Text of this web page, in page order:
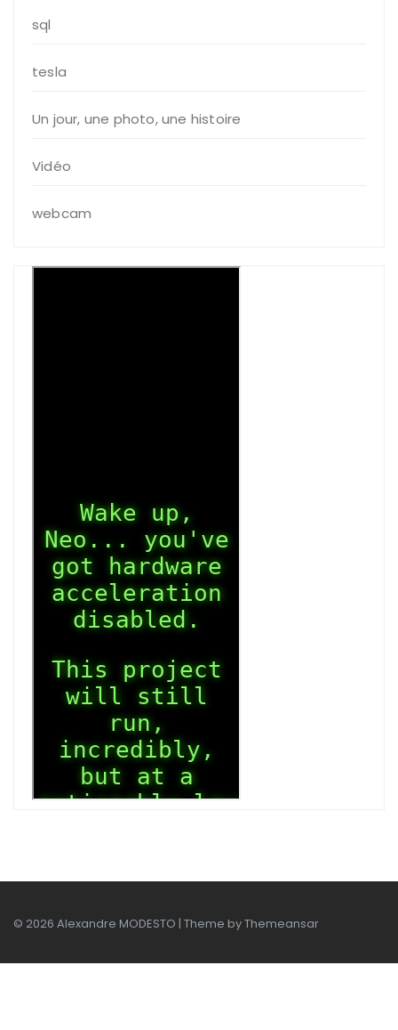
sql
tesla
Un jour, une photo, une histoire
Vidéo
webcam
© 2026 Alexandre MODESTO | Theme byThemeansar